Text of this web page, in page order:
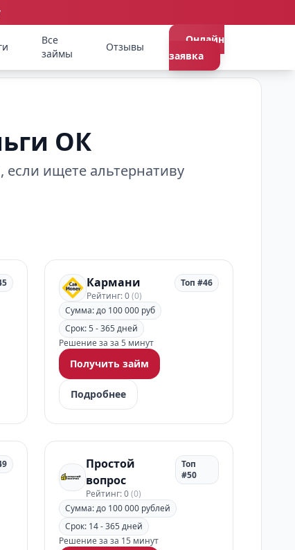
Все
займы
Отзывы
Онлайн
заявка
ОК
ищете альтернативу
Кармани
Рейтинг: 0(0)
Топ #46
Сумма: до 100 000 руб
Срок: 5 - 365 дней
Решение за за 5 минут
Получить займ
Подробнее
Простой
вопрос
Рейтинг: 0(0)
Топ
#50
Сумма: до 100 000 рублей
Срок: 14 - 365 дней
Решение за за 15 минут